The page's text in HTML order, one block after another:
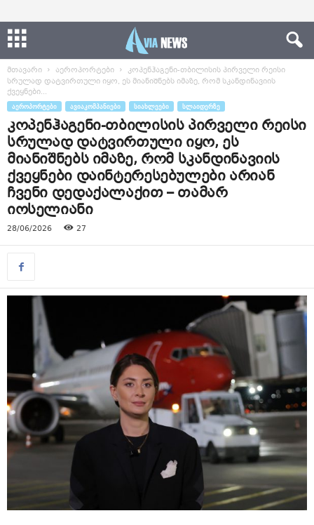
მთავარი აეროპორტები
კოპენჰაგენი-თბილისის პირველი რეისი
სრულად დატვირთული იყო, ეს მიანიშნებს იმაზე, რომ სკანდინავიის
ქვეყნები...
ᲐᲔᲠᲝᲞᲝᲠᲢᲔᲑᲘ ᲐᲕᲘᲐᲙᲝᲛᲞᲐᲜᲘᲔᲑᲘ ᲡᲘᲐᲮᲚᲔᲔᲑᲘ ᲡᲚᲐᲘᲓᲔᲠᲖᲔ
კოპენჰაგენი-თბილისის პირველი რეისი
სრულად დატვირთული იყო, ეს
მიანიშნებს იმაზე, რომ სკანდინავიის
ქვეყნები დაინტერესებულები არიან
ჩვენი დედაქალაქით – თამარ
იოსელიანი
28/06/2026 27